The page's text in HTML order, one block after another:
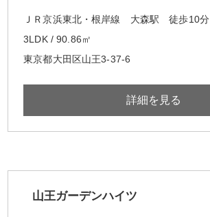
ＪＲ京浜東北・根岸線 大森駅 徒歩10分
3LDK / 90.86㎡
東京都大田区山王3-37-6
詳細を見る
山王ガーデンハイツ